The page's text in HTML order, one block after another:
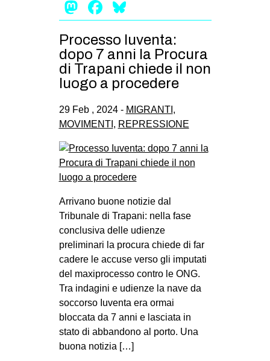
Mastodon
Facebook
Processo Iuventa:
dopo 7 anni la Procura
di Trapani chiede il non
luogo a procedere
29 Feb , 2024 - MIGRANTI ,
MOVIMENTI , REPRESSIONE
Arrivano buone notizie dal
Tribunale di Trapani: nella fase
conclusiva delle udienze
preliminari la procura chiede di far
cadere le accuse verso gli imputati
del maxiprocesso contro le ONG.
Tra indagini e udienze la nave da
soccorso Iuventa era ormai
bloccata da 7 anni e lasciata in
stato di abbandono al porto. Una
buona notizia […]